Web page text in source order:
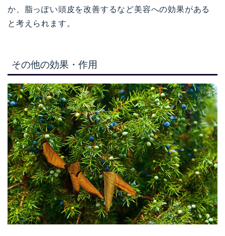
か、脂っぽい頭皮を改善するなど美容への効果がある
と考えられます 。
その他の効果・作用